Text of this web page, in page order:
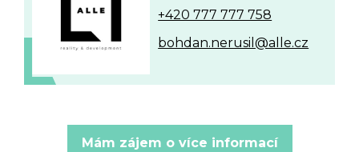
+420 777 777 758
bohdan.nerusil@alle.cz
Mám zájem o více informací